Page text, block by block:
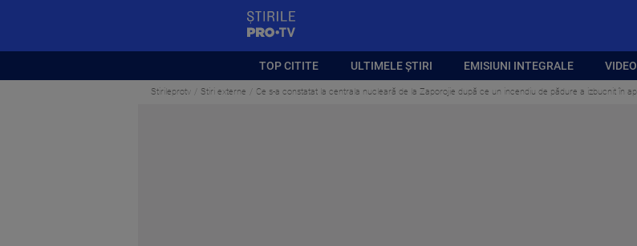
TOP CITITE ULTIMELE ȘTIRI EMISIUNI INTEGRALE VIDEO
Stirileprotv Stiri externe Ce s-a constatat la centrala nucleară de la Zaporojie după ce un incendiu de pădure a izbucnit în